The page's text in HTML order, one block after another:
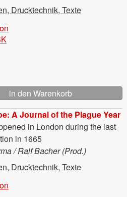
Drucktechnik, Texte
A Journal of the Plague Year
in London during the last
in 1665
/ Ralf Bacher (Prod.)
Drucktechnik, Texte